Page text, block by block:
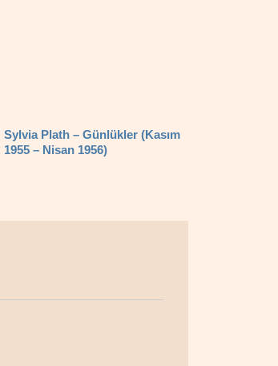
Sylvia Plath – Günlükler (Kasım
1955 – Nisan 1956)